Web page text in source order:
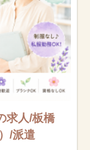
求人/板橋
/派遣